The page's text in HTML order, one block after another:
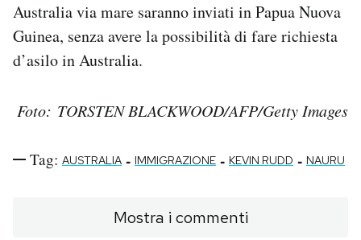
Australia via mare saranno inviati in Papua Nuova
Guinea, senza avere la possibilità di fare richiesta
d’asilo in Australia.
Foto: TORSTEN BLACKWOOD/AFP/Getty Images
Tag: AUSTRALIA - IMMIGRAZIONE - KEVIN RUDD - NAURU
Mostra i commenti